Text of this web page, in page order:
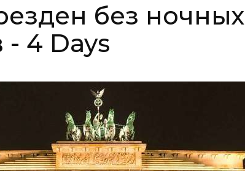
без ночных
- 4 Days